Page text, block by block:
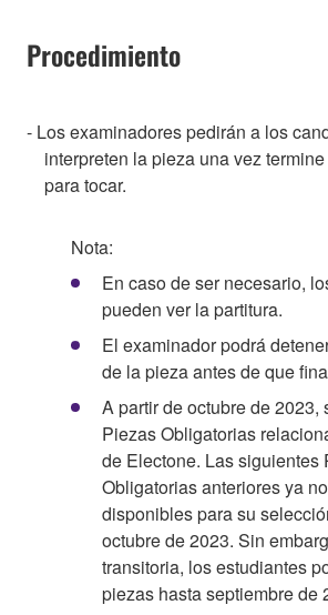
Procedimiento
- Los examinadores pedirán a los
interpreten la pieza una vez
para tocar.
Nota:
En caso de ser necesario,
pueden ver la partitura.
El examinador podrá
de la pieza antes de que
A partir de octubre de 2023,
Piezas Obligatorias
de Electone. Las siguientes
Obligatorias anteriores ya
disponibles para su
octubre de 2023. Sin
transitoria, los estudiantes
piezas hasta septiembre de